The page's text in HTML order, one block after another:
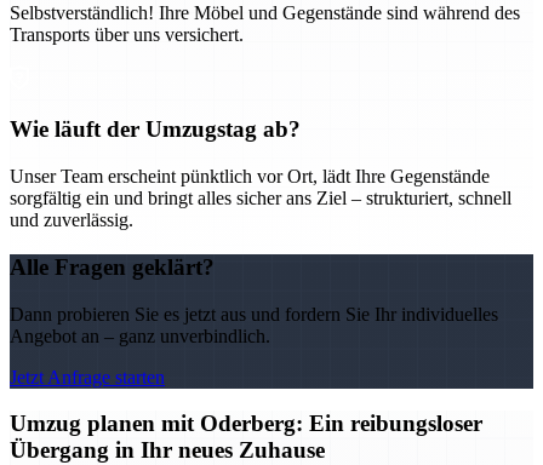
Selbstverständlich! Ihre Möbel und Gegenstände sind während des
Transports über uns versichert.
Wie läuft der Umzugstag ab?
Unser Team erscheint pünktlich vor Ort, lädt Ihre Gegenstände
sorgfältig ein und bringt alles sicher ans Ziel – strukturiert, schnell
und zuverlässig.
Alle Fragen geklärt?
Dann probieren Sie es jetzt aus und fordern Sie Ihr individuelles
Angebot an – ganz unverbindlich.
Jetzt Anfrage starten
Umzug planen mit Oderberg: Ein reibungsloser
Übergang in Ihr neues Zuhause